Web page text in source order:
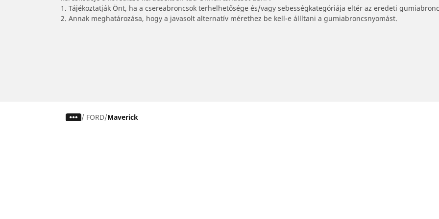
1. Tájékoztatják Önt, ha a csereabroncsok terhelhetősége és/vagy sebességkategóriája eltér az eredeti
2. Annak meghatározása, hogy a javasolt alternatív mérethez be kell-e állítani a gumiabroncsnyomást.
/ FORD Maverick